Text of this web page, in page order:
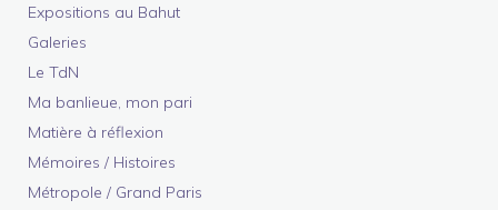
Expositions au Bahut
Galeries
Le TdN
Ma banlieue, mon pari
Matière à réflexion
Mémoires / Histoires
Métropole / Grand Paris